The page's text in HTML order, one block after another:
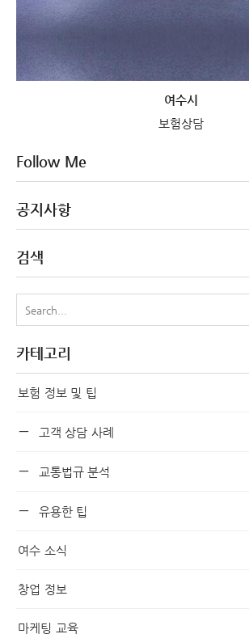
여수시
보험상담
Follow Me
공지사항
검색
카테고리
보험 정보 및 팁
고객 상담 사례
교통법규 분석
유용한 팁
여수 소식
창업 정보
마케팅 교육